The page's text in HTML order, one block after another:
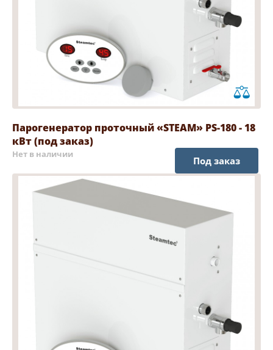
Парогенератор проточный «STEAM» PS-180 - 18
кВт (под заказ)
Нет в наличии
Под заказ